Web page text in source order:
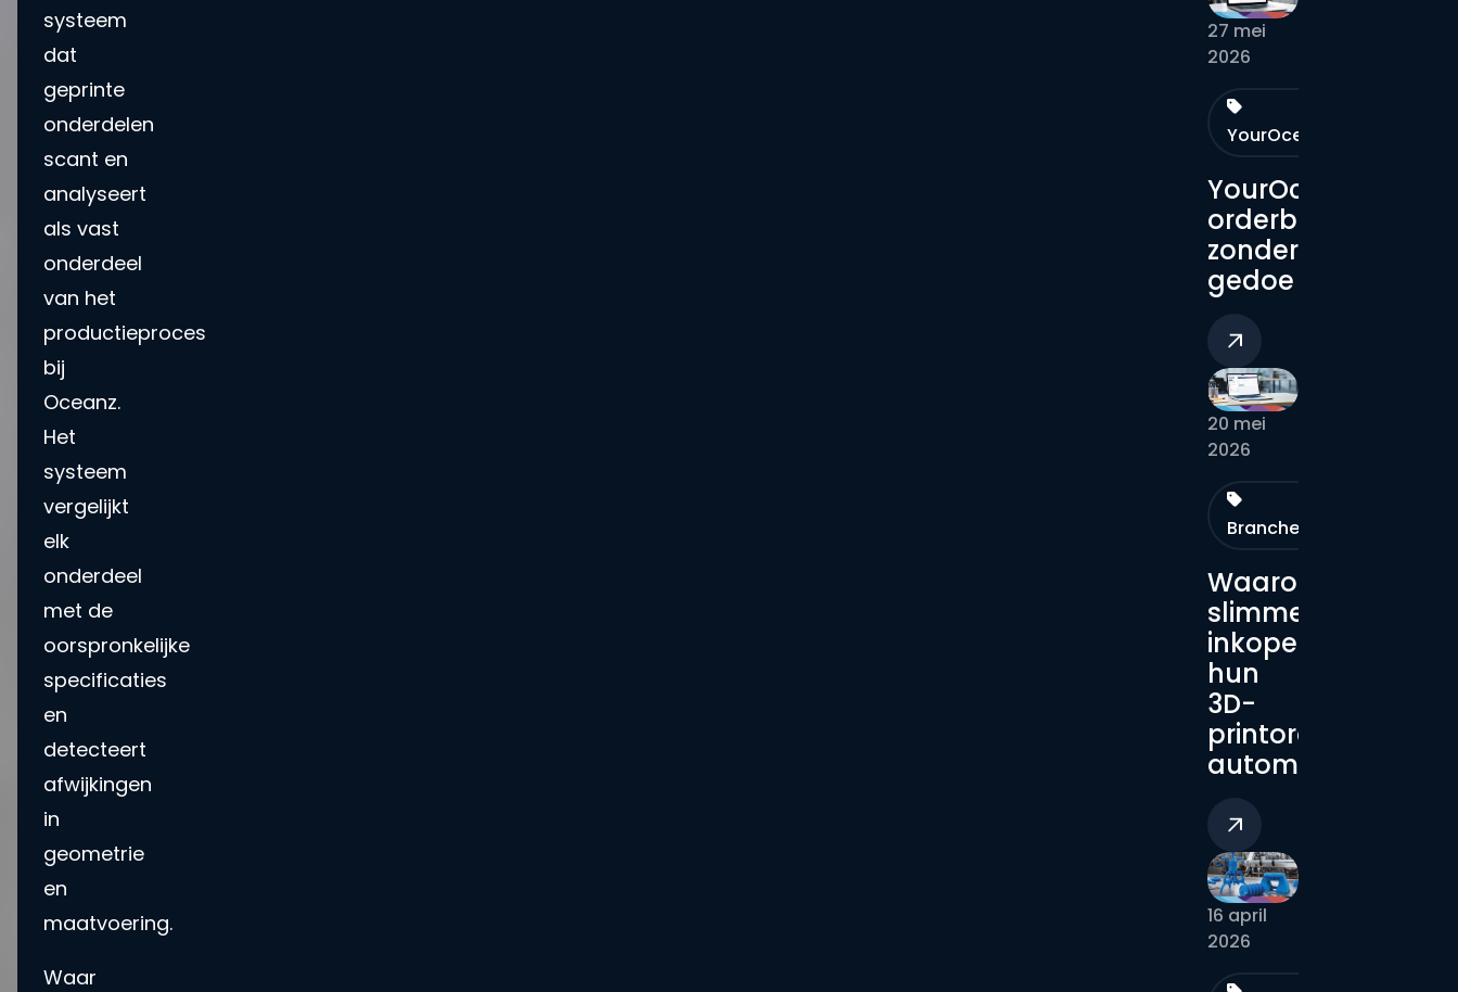
systeem
dat
geprinte
onderdelen
scant en
analyseert
als vast
onderdeel
van het
productieproces
bij
Oceanz.
Het
systeem
vergelijkt
elk
onderdeel
met de
oorspronkelijke
specificaties
en
detecteert
afwijkingen
in
geometrie
en
maatvoering.
Waar
YourOceanz:
orderbeheer
zonder
gedoe
27 mei
2026
YourOceanz
Waarom
slimme
inkopers
hun
3D-
printorders
automatiseren
20 mei
2026
Branches
16 april
2026